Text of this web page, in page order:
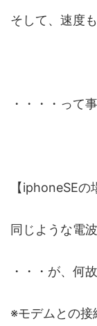
そして、速度
・・・・って
【iphoneSEの
同じような電
・・・が、何
※モデムとの接